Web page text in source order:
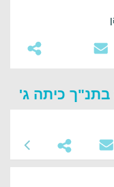
בתנ"ך כיתה ג'